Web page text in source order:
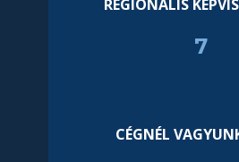
REGIONÁLIS
7
CÉGNÉL